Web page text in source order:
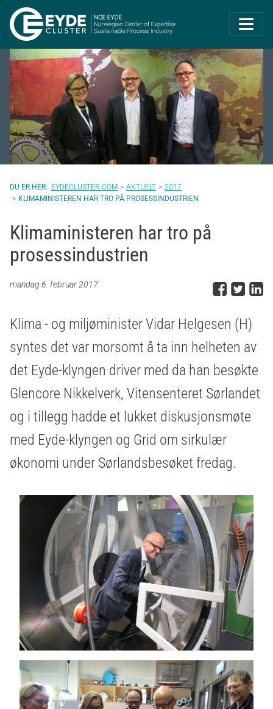
Eyde-Cluster |
EYDECLUSTER.COM AKTUELT
2017
KLIMAMINISTEREN HAR TRO PÅ PROSESSINDUSTRIEN
Klimaministeren har tro på
prosessindustrien
mandag 6. februar 2017 DelDel
Klima - og miljøminister Vidar Helgesen (H)
syntes det var morsomt å ta inn helheten av
det Eyde-klyngen driver med da han besøkte
Glencore Nikkelverk, Vitensenteret Sørlandet
og i tillegg hadde et lukket diskusjonsmøte
med Eyde-klyngen og Grid om sirkulær
økonomi under Sørlandsbesøket fredag.